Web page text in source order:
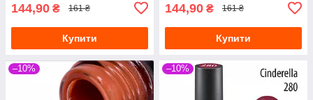
144,90 ₴ 161 ₴
Купити
144,90 ₴ 161 ₴
Купити
–10% –10%